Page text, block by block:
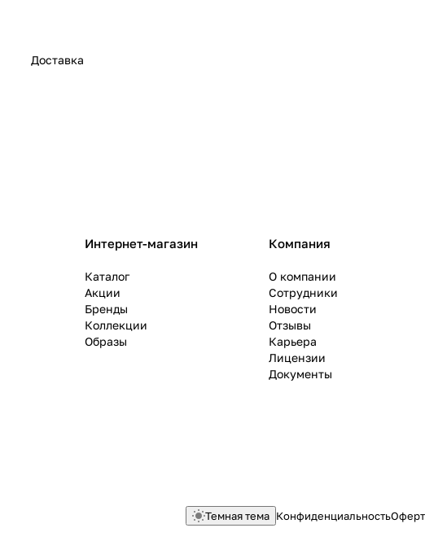
Доставка
Интернет-магазин
Каталог
Акции
Бренды
Коллекции
Образы
Компания
О компании
Сотрудники
Новости
Отзывы
Карьера
Лицензии
Документы
Темная тема Конфиденциальность